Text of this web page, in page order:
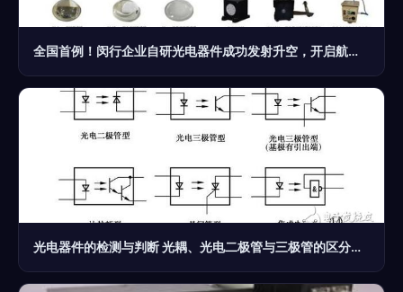
全国首例！闵行企业自研光电器件成功发射升空，开启航天光电新篇章
光电器件的检测与判断 光耦、光电二极管与三极管的区分指南